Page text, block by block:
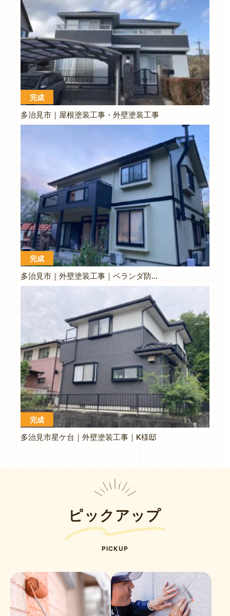
完成
多治見市｜屋根塗装工事・外壁塗装工事
完成
多治見市｜外壁塗装工事｜ベランダ防水工事｜煙突塗装
完成
多治見市星ケ台｜外壁塗装工事｜K様邸
ピックアップ
PICKUP